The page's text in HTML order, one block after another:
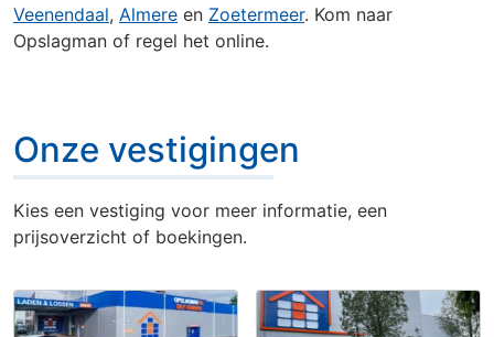
Veenendaal, Almere en Zoetermeer. Kom naar
Opslagman of regel het online.
Onze vestigingen
Onze vestigingen
Kies een vestiging voor meer informatie, een
prijsoverzicht of boekingen.